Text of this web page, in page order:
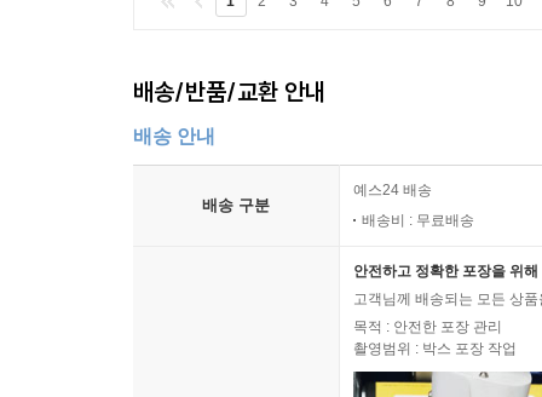
배송/반품/교환 안내
배송 안내
배송 구분
예스24 배송
배송비 : 무료배송
안전하고 정확한 포장을 위
고객님께 배송되는 모든 상
목적 : 안전한 포장 관리
촬영범위 : 박스 포장 작업